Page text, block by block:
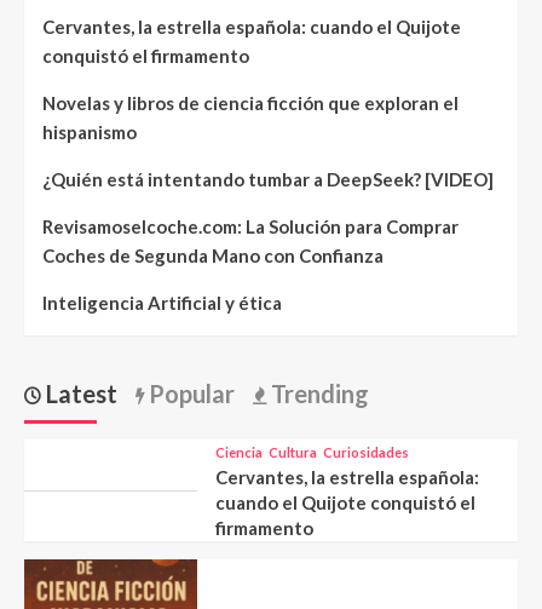
Cervantes, la estrella española: cuando el Quijote
conquistó el firmamento
Novelas y libros de ciencia ficción que exploran el
hispanismo
¿Quién está intentando tumbar a DeepSeek? [VIDEO]
Revisamoselcoche.com: La Solución para Comprar
Coches de Segunda Mano con Confianza
Inteligencia Artificial y ética
Latest Popular Trending
Ciencia Cultura Curiosidades
Cervantes, la estrella española:
cuando el Quijote conquistó el
firmamento